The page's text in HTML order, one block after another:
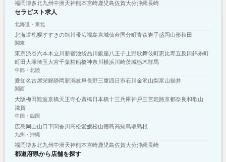
福岡博多北九州中洲天神熊本宮崎鹿児島佐賀大分沖縄長崎
セラピスト求人
北海道・東北
北海道札幌すすきの旭川帯広福島宮城仙台国分町青森岩手盛岡山形秋田
関東
東京渋谷六本木立川新宿池袋品川銀座 八王子 上野歌舞伎町恵比寿五反田錦糸町
町田大塚埼玉大宮千葉柏船橋神奈川横浜川崎茨城栃木群馬
中部・北陸
愛知名古屋栄錦静岡新潟岐阜長野三重四日市石川金沢山梨富山福井
関西
大阪梅田難波京橋天王寺心斎橋日本橋十三兵庫神戸三宮姫路京都奈良和歌山
滋賀
中国・四国
広島岡山山口下関香川高松愛媛松山徳島高知鳥取島根
九州・沖縄
福岡博多北九州中洲天神熊本宮崎鹿児島佐賀大分沖縄長崎
都道府県から店舗を探す